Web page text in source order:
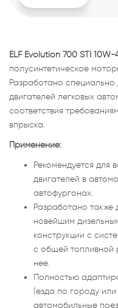
ELF Evolution 700 STI 10W-
полусинтетическое
Разработано специально
двигателей легковых
соответствия
впрыска.
Применение:
Рекомендуется для
двигателей в
автофургонах.
Разработано также
новейшим
конструкции с
с общей топливной
нее.
Полностью
(езда по городу
автомобильные